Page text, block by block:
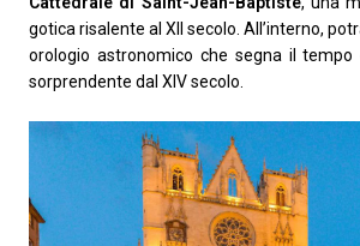
gotica risalente al XII secolo. All’interno,
orologio astronomico che segna il tempo
sorprendente dal XIV secolo.